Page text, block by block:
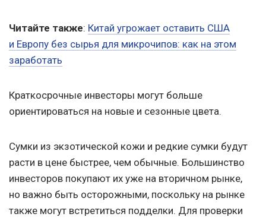
Читайте также: Китай угрожает оставить США
и Европу без сырья для микрочипов: как на этом
заработать
Краткосрочные инвесторы могут больше
ориентироваться на новые и сезонные цвета.
Сумки из экзотической кожи и редкие сумки будут
расти в цене быстрее, чем обычные. Большинство
инвесторов покупают их уже на вторичном рынке,
но важно быть осторожными, поскольку на рынке
также могут встретиться подделки. Для проверки